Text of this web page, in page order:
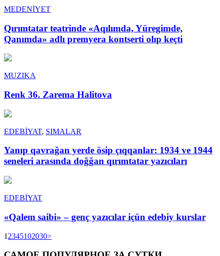
MEDENİYET
Qırımtatar teatrinde «Aqılımda, Yüregimde,
Qanımda» adlı premyera kontserti olıp keçti
MUZIKA
Renk 36. Zarema Halitova
EDEBİYAT, SIMАLAR
Yanıp qavrağan yerde ösip çıqqanlar: 1934 ve 1944
seneleri arasında doğğan qırımtatar yazıcıları
EDEBİYAT
«Qalem saibi» – genç yazıcılar içün edebiy kurslar
1 2345102030>